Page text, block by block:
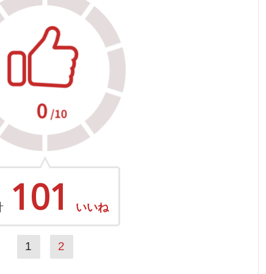
101 いいね
1 2